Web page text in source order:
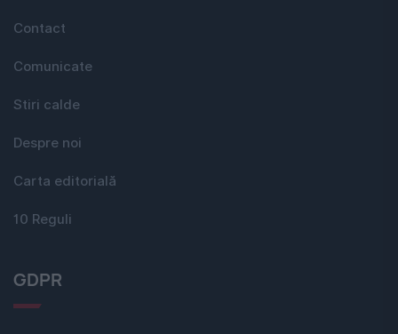
Contact
Comunicate
Stiri calde
Despre noi
Carta editorială
10 Reguli
GDPR